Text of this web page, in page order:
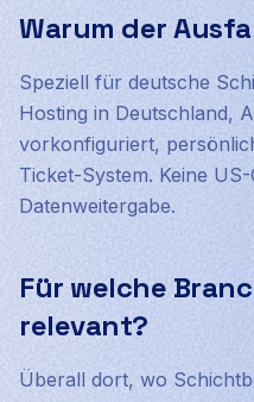
Warum der
Speziell für deutsche
Hosting in Deutschland,
vorkonfiguriert,
Ticket-System. Keine
Datenweitergabe.
Für welche
relevant?
Überall dort, wo